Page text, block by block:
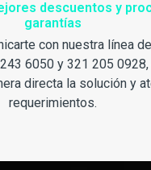
descuentos y
garantías
con nuestra línea
6050 y 321 205
directa la solución y
requerimientos.